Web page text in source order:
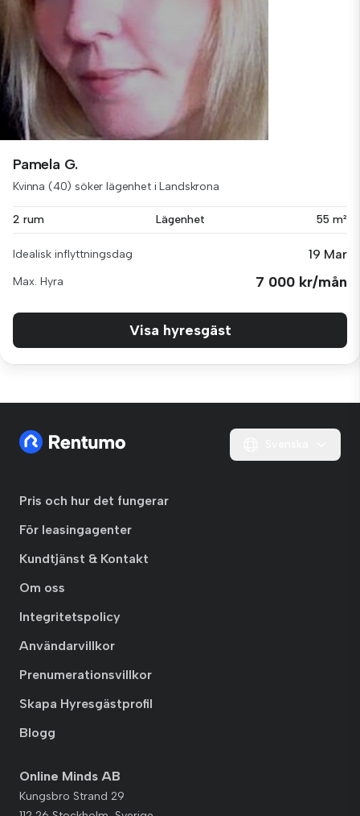
Pamela G.
Kvinna (40) söker lägenhet i Landskrona
2 rum Lägenhet 55 m²
Idealisk inflyttningsdag 19 Mar
Max. Hyra 7 000 kr/mån
Visa hyresgäst
Pris och hur det fungerar
För leasingagenter
Kundtjänst & Kontakt
Om oss
Integritetspolicy
Användarvillkor
Prenumerationsvillkor
Skapa Hyresgästprofil
Blogg
Online Minds AB
Kungsbro Strand 29